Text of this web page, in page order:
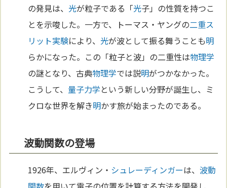
の発見は、 光が粒子である「光子」の性質を持つこ
とを示唆した。一方で、トーマス・ヤングの二重ス
リット実験により、 光が波として振る舞うことも明
らかになった。この「粒子と波」の二重性は物理学
の謎となり、古典物理学では説明がつかなかった。
こうして、 量子力学という新しい分野が誕生し、ミ
クロな世界を解き明かす旅が始まったのである。
波動関数の登場
1926年、エルヴィン・ シュレーディンガーは、波動